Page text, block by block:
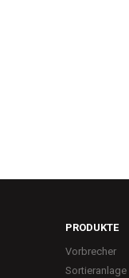
PRODUKTE
Vorbrecher
Sortieranlage